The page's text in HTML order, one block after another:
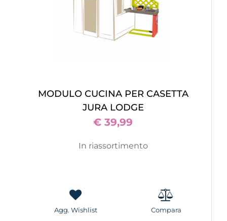
MODULO CUCINA PER CASETTA
JURA LODGE
€ 39,99
In riassortimento
Agg. Wishlist Compara